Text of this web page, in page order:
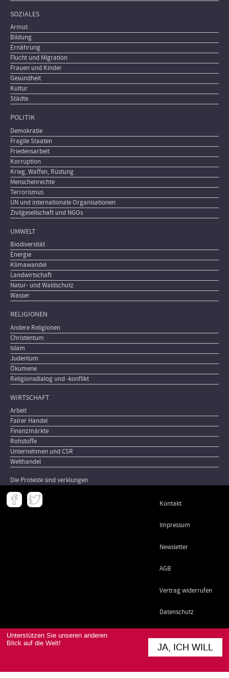
Unterstützen Sie unseren anderen
Blick auf die Welt!
JA, ICH WILL
SOZIALES
Armut
Bildung
Ernährung
Flucht und Migration
Frauen und Kinder
Gesundheit
Kultur
Städte
POLITIK
Demokratie
Fragile Staaten
Friedensarbeit
Korruption
Krieg, Waffen, Rüstung
Menschenrechte
Terrorismus
UN und internationale Organisationen
Zivilgesellschaft und NGOs
UMWELT
Biodiversität
Energie
Klimawandel
Landwirtschaft
Natur- und Waldschutz
Wasser
RELIGIONEN
Andere Religionen
Christentum
Islam
Judentum
Ökumene
Religionsdialog und -konflikt
WIRTSCHAFT
Arbeit
Fairer Handel
Finanzmärkte
Rohstoffe
Unternehmen und CSR
Welthandel
Die Proteste sind verklungen
Meta
- Kontakt
Impressum
Newsletter
AGB
Vertrag widerrufen
Datenschutz